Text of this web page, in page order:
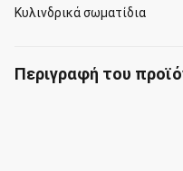
Κυλινδρικά σωματίδια
Περιγραφή του